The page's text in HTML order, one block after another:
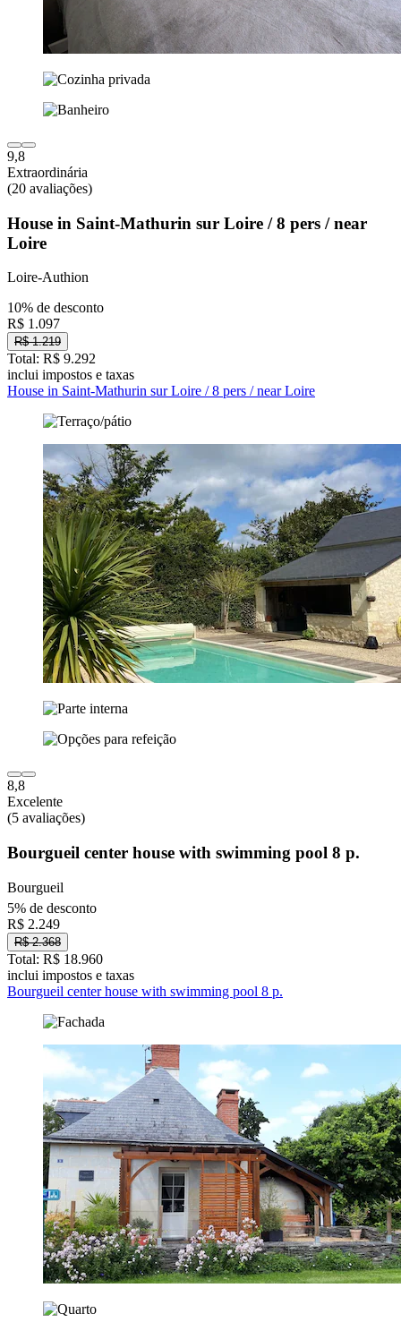
9,8
Extraordinária
(20 avaliações)
House in Saint-Mathurin sur Loire / 8 pers / near
Loire
Loire-Authion
10% de desconto
R$ 1.097
R$ 1.219
Total: R$ 9.292
inclui impostos e taxas
House in Saint-Mathurin sur Loire / 8 pers / near Loire
8,8
Excelente
(5 avaliações)
Bourgueil center house with swimming pool 8 p.
Bourgueil
5% de desconto
R$ 2.249
R$ 2.368
Total: R$ 18.960
inclui impostos e taxas
Bourgueil center house with swimming pool 8 p.